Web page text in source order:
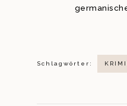
Schlagwörter: